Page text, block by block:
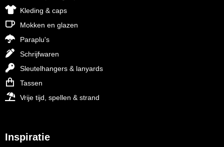
Kleding & caps
Mokken en glazen
Paraplu's
Schrijfwaren
Sleutelhangers & lanyards
Tassen
Vrije tijd, spellen & strand
Inspiratie